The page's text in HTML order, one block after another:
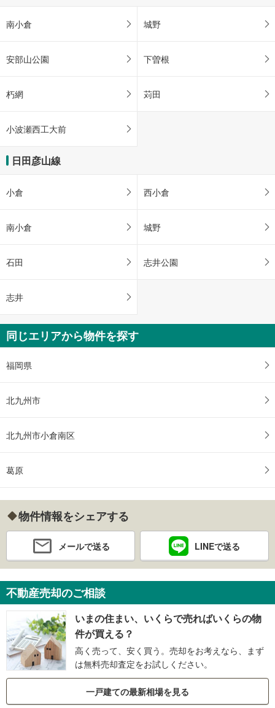
南小倉 城野
安部山公園 下曽根
朽網 苅田
小波瀬西工大前
日田彦山線
小倉 西小倉
南小倉 城野
石田 志井公園
志井
同じエリアから物件を探す
福岡県
北九州市
北九州市小倉南区
葛原
物件情報をシェアする
メールで送る LINEで送る
不動産売却のご相談
いまの住まい、いくらで売ればいくらの物
件が買える？
高く売って、安く買う。売却をお考えなら、まず
は無料売却査定をお試しください。
一戸建ての最新相場を見る